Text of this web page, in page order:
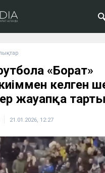
«Борат»
киіммен келген
жауапқа
21.01.2026, 12:27